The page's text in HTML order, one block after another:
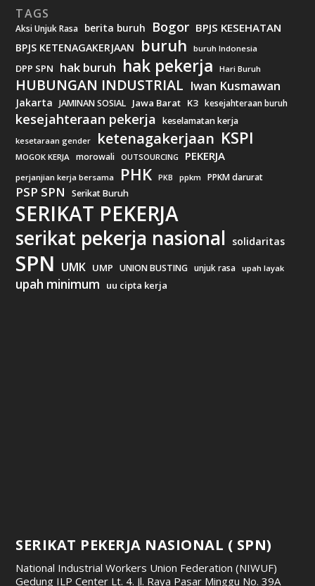
TAGS
Aksi Unjuk Rasa berita buruh Bogor BPJS KESEHATAN
BPJS KETENAGAKERJAAN buruh buruh Indonesia
DPP SPN hak buruh hak pekerja Hari Buruh
HUBUNGAN INDUSTRIAL Iwan Kusmawan
Jakarta JAMINAN SOSIAL Jawa Barat K3 kesejahteraan buruh
kesejahteraan pekerja keselamatan kerja
kesetaraan gender ketenagakerjaan KSPI
MOGOK KERJA morowali OUTSOURCING PEKERJA
perjanjian kerja bersama PHK PKB ppkm PPKM darurat
PSP SPN Serikat Buruh
SERIKAT PEKERJA
serikat pekerja nasional solidaritas
SPN UMK UMP UNION BUSTING unjuk rasa upah layak
upah minimum uu cipta kerja
SERIKAT PEKERJA NASIONAL ( SPN)
National Industrial Workers Union Federation (NIWUF)
Gedung ILP Center Lt. 4. Jl. Raya Pasar Minggu No. 39A